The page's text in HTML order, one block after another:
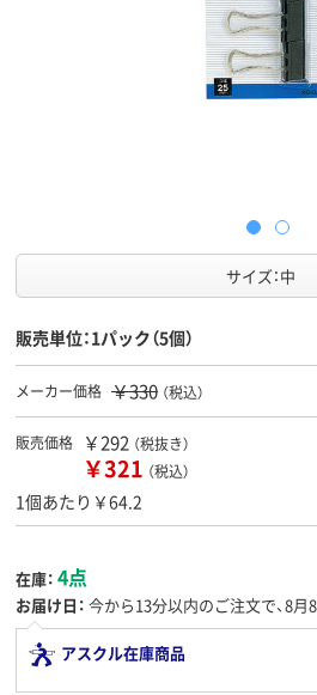
サイズ：中
販売単位：1パック（5個）
メーカー価格 ￥330 （税込）
販売価格 ￥292 （税抜き）
￥321 （税込）
1個あたり￥64.2
在庫： 4点
お届け日： 今から13分以内のご注文で、8月8
アスクル在庫商品